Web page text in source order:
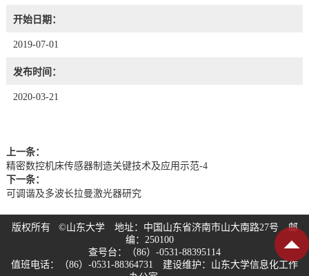
开始日期：
2019-07-01
发布时间：
2020-03-21
上一条：
精密数控机床传感器制造关键技术及应用示范-4
下一条：
可调谐及多波长拉曼激光器研究
版权所有 ©山东大学 地址：中国山东省济南市山大南路27号 邮
编：250100
查号台：（86）-0531-88395114
值班电话：（86）-0531-88364731 建设维护：山东大学信息化工作